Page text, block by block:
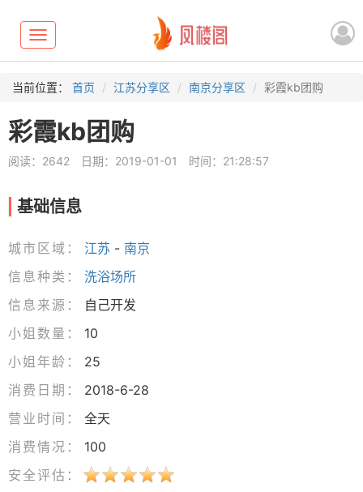
Toggle
navigation
当前位置： 首页 江苏分享区 南京分享区 彩霞kb团购
彩霞kb团购
阅读：2642 日期：2019-01-01 时间：21:28:57
基础信息
城市区域： 江苏 - 南京
信息种类：
洗浴场所
信息来源：
自己开发
小姐数量：
10
小姐年龄：
25
消费日期：
2018-6-28
营业时间：
全天
消费情况：
100
安全评估：